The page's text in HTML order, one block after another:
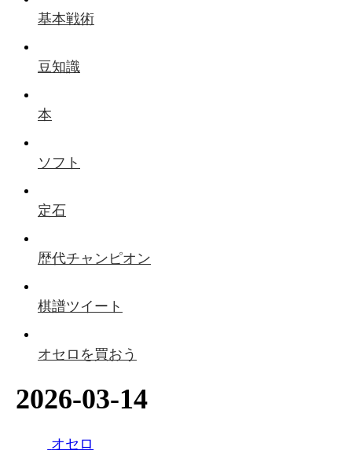
基本戦術
豆知識
本
ソフト
定石
歴代チャンピオン
棋譜ツイート
オセロを買おう
2026-03-14
オセロ